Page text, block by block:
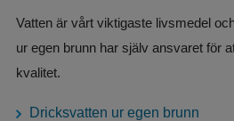
Vatten är vårt viktigaste livsmedel
ur egen brunn har själv ansvaret för
kvalitet.
Dricksvatten ur egen brunn